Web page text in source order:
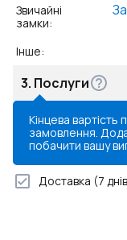
Звичайні
замки:
Інше:
3. Послуги
Кінцева вартість
замовлення.
побачити вашу
Доставка (7